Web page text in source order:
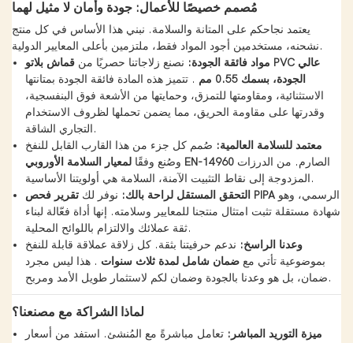
مُصمم خصيصًا للأعمال: جودة وأمان لا مثيل لهما
يعتمد نجاحكم على المتانة والسلامة. نبني هذا الأساس في كل منتج
نشحنه، مستخدمين أجود المواد فقط، ملتزمين بأعلى المعايير الدولية.
مواد فائقة الجودة: نصنع زلاجاتنا حصريًا منقماش بلاتو PVC عالي
الجودة، بسمك 0.55 مم
. تتميز هذه المادة فائقة الجودة بمتانتها
الاستثنائية، ومقاومتها للتمزق، وحمايتها من الأشعة فوق البنفسجية،
وقدرتها على مقاومة الحريق، مما يضمن تحملها لظروف الاستخدام
التجاري الشاقة.
معتمد للسلامة العالمية: صُمم كل جزء من هذا القارب القابل للنفخ
وصُنع وفقًا لمعيار السلامة الأوروبي EN-14960الصارم. من الدرزات
المزدوجة إلى نقاط التثبيت الآمنة، السلامة هي أولويتنا الأساسية.
التحقق المستقل لراحة بالك: نوفر لك تقرير فحص PIPAالرسمي، وهو
شهادة مستقلة تثبت امتثال منتجنا للمعايير وسلامته. إنها أداة فعّالة لبناء
ثقة عملائك والالتزام باللوائح المحلية.
وعدنا الراسخ: ندعم حرفيتنا بثقة. كل زلاقة عملاقة قابلة للنفخ
بموضوعية تأتي معضمان شامل لمدة ثلاث سنوات . هذا ليس مجرد
ضمان، بل هو وعدنا بالجودة وضمان لكم لاستثمار طويل الأمد ومربح.
لماذا الشراكة مع مصنعنا؟
ميزة التوريد المباشر: تعامل مباشرةً مع المُنشئ. استفد من أسعار